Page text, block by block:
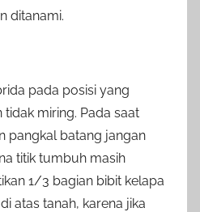
ditanami.
pada posisi yang
tidak miring. Pada saat
pangkal batang jangan
titik tumbuh masih
1/3 bagian bibit kelapa
atas tanah, karena jika